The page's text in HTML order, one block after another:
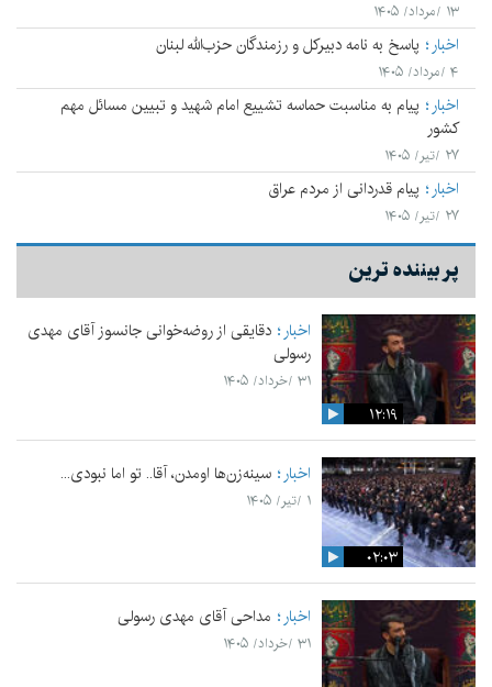
۱۳ /مرداد/ ۱۴۰۵
اخبار پاسخ به نامه دبیرکل و رزمندگان حزب‌الله لبنان
۴ /مرداد/ ۱۴۰۵
اخبار پیام به مناسبت حماسه تشییع امام شهید و تبیین مسائل مهم
کشور
۲۷ /تیر/ ۱۴۰۵
اخبار پیام قدردانی از مردم عراق
۲۷ /تیر/ ۱۴۰۵
پر بیننده ترین
۱۲:۱۹
اخبار دقایقی از روضه‌خوانی جانسوز آقای مهدی
رسولی
۳۱ /خرداد/ ۱۴۰۵
۰۲:۰۳
اخبار سینه‌زن‌ها اومدن،‌ آقا.. تو اما نبودی...
۱ /تیر/ ۱۴۰۵
اخبار مداحی آقای مهدی رسولی
۳۱ /خرداد/ ۱۴۰۵